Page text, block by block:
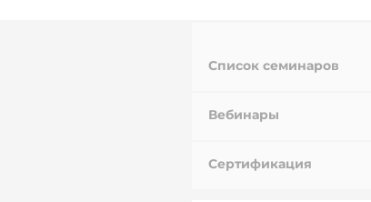
Список семинаров
Вебинары
Сертификация